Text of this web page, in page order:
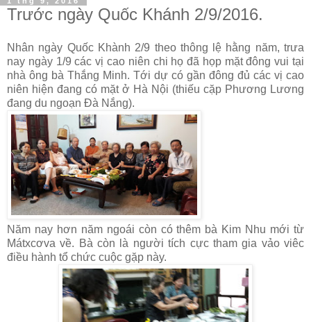
Trước ngày Quốc Khánh 2/9/2016.
Nhân ngày Quốc Khành 2/9 theo thông lệ hằng năm, trưa
nay ngày 1/9 các vị cao niên chi họ đã họp mặt đông vui tại
nhà ông bà Thắng Minh. Tới dự có gần đông đủ các vị cao
niên hiện đang có mặt ở Hà Nội (thiếu cặp Phương Lương
đang du ngoạn Đà Nắng).
Năm nay hơn năm ngoái còn có thêm bà Kim Nhu mới từ
Mátxcơva về. Bà còn là người tích cực tham gia vảo viêc
điều hành tổ chức cuộc gặp này.